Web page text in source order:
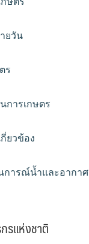
ยวัน
ร
การเกษตร
ยวข้อง
การณ์น้ำและอากาศ
รแห่งชาติ